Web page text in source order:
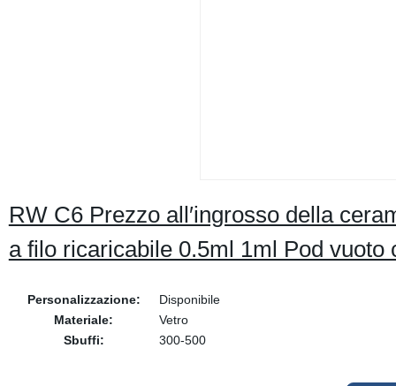
RW C6 Prezzo all′ingrosso della
a filo ricaricabile 0.5ml 1ml Pod
Personalizzazione:
Disponibile
Materiale:
Vetro
Sbuffi:
300-500